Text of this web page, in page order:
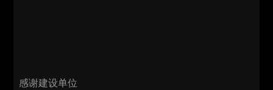
感谢建设单位